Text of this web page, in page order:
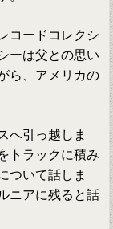
コードコレクシ
ーは父との思い
ら、アメリカの
へ引っ越しま
トラックに積み
ついて話しま
ニアに残ると話